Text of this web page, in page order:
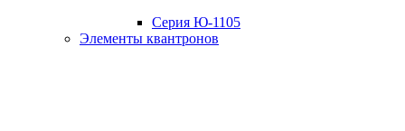
Серия Ю-1105
Элементы квантронов